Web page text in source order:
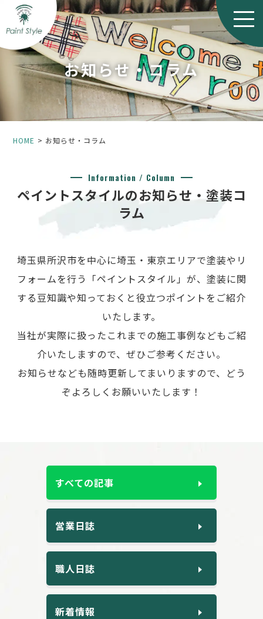
お知らせ・コラム
HOME お知らせ・コラム
Information / Column
ペイントスタイルのお知らせ・塗装コ
ラム
埼玉県所沢市を中心に埼玉・東京エリアで塗装やリ
フォームを行う「ペイントスタイル」が、 塗装に関
する豆知識や知っておくと役立つポイントをご紹介
いたします。
当社が実際に扱ったこれまでの施工事例などもご紹
介いたしますので、ぜひご参考ください。
お知らせなども随時更新してまいりますので、どう
ぞよろしくお願いいたします！
すべての記事
営業日誌
職人日誌
新着情報